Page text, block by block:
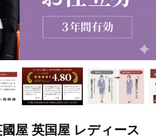
國屋 英国屋 レディース